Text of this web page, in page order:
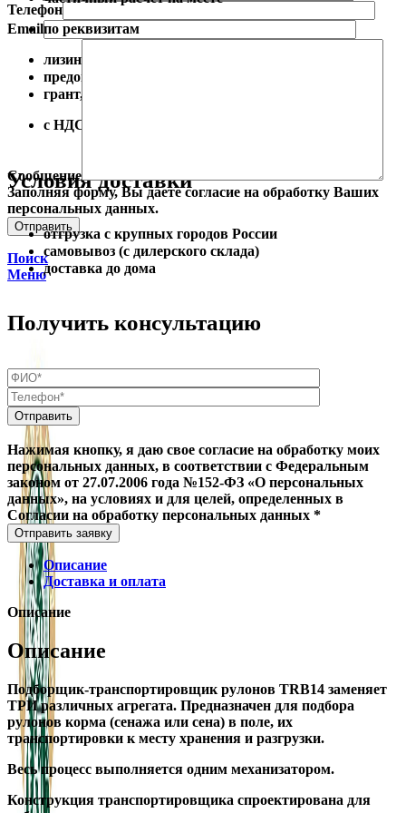
Телефон
Email
Сообщение
Заполняя форму, Вы даете согласие на обработку Ваших
персональных данных.
Поиск
Меню
по реквизитам
лизинг от 10%
предоплата от 10%
грант, тендер
с НДС/ БЕЗ НДС
Условия доставки
отгрузка с крупных городов России
самовывоз (с дилерского склада)
доставка до дома
Получить консультацию
Нажимая кнопку, я даю свое согласие на обработку моих
персональных данных, в соответствии с Федеральным
законом от 27.07.2006 года №152-ФЗ «О персональных
данных», на условиях и для целей, определенных в
Согласии на обработку персональных данных *
Отправить заявку
Описание
Доставка и оплата
Описание
Описание
Подборщик-транспортировщик рулонов TRB14 заменяет
ТРИ различных агрегата. Предназначен для подбора
рулонов корма (сенажа или сена) в поле, их
транспортировки к месту хранения и разгрузки.
Весь процесс выполняется одним механизатором.
Конструкция транспортировщика спроектирована для